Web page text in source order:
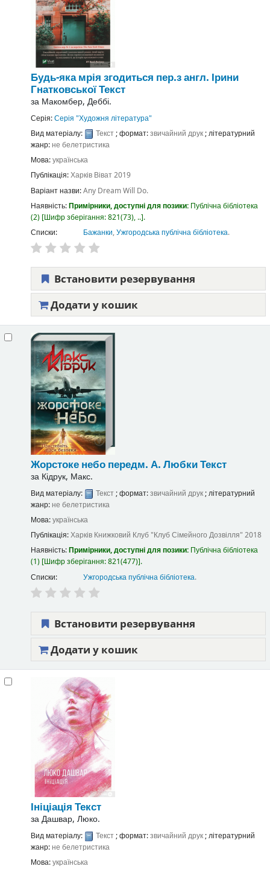
Будь-яка мрія згодиться пер.з англ. Ірини
ГнатковськоїТекст
за Макомбер, Деббі.
Серія:Серія "Художня література"
Вид матеріалу:
Текст; формат:звичайний друк; літературний
жанр:не белетристика
Мова:українська
Публікація:Харків Віват2019
Варіант назви:Any Dream Will Do.
Наявність:Примірники, доступні для позики: Публічна бібліотека
(2) Шифр зберігання:821(73), .. .
Списки:
Бажанки,Ужгородська публічна бібліотека.
Встановити резервування
Додати у кошик
Жорстоке небо передм. А. ЛюбкиТекст
за Кідрук, Макс.
Вид матеріалу: Текст; формат:звичайний друк; літературний
жанр: не белетристика
Мова:українська
Публікація:Харків Книжковий Клуб "Клуб Сімейного Дозвілля" 2018
Наявність:Примірники, доступні для позики: Публічна бібліотека
(1) Шифр зберігання:821(477) .
Списки:
Ужгородська публічна бібліотека.
Встановити резервування
Додати у кошик
Ініціація Текст
заДашвар, Люко.
Вид матеріалу: Текст; формат:звичайний друк; літературний
жанр:не белетристика
Мова:українська